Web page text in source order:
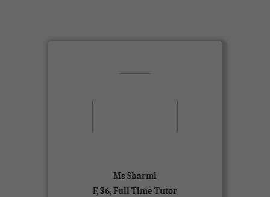
Ms Sharmi
F, 36, Full Time Tutor
tricks, solve it